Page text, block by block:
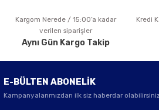
Gönder
Kargom Nerede / 15:00’a kadar
verilen siparişler
Aynı Gün Kargo Takip
Kredi
E-BÜLTEN ABONELİK
Kampanyalarımızdan ilk siz haberdar